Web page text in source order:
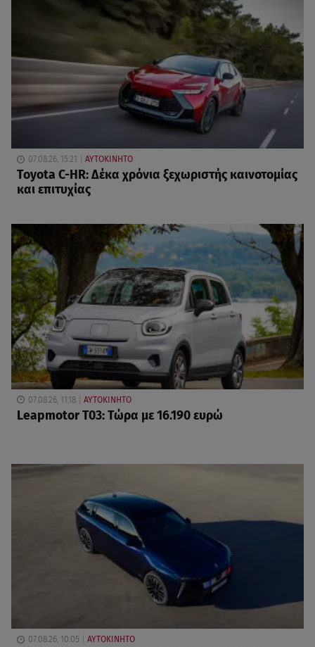
07.08.26, 15:21 ΑΥΤΟΚΙΝΗΤΟ
Toyota C-HR: Δέκα χρόνια ξεχωριστής καινοτομίας
και επιτυχίας
07.08.26, 11:18 ΑΥΤΟΚΙΝΗΤΟ
Leapmotor T03: Τώρα με 16.190 ευρώ
07.08.26, 10:05 ΑΥΤΟΚΙΝΗΤΟ